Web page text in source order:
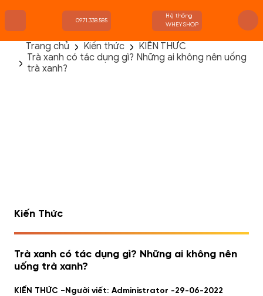
TRANG CHỦ
FLASH SALE
0971.338.585
Hệ thống
WHEYSHOP
Trang chủ Kiến thức
KIẾN THỨC
Trà xanh có tác dụng gì? Những ai không nên uống
trà xanh?
Kiến Thức
Trà xanh có tác dụng gì? Những ai không nên
uống trà xanh?
KIẾN THỨC -Người viết: Administrator -29-06-2022